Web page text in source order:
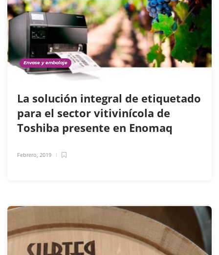
Envase y embalaje
La solución integral de etiquetado
para el sector vitivinícola de
Toshiba presente en Enomaq
Febrero, 2019